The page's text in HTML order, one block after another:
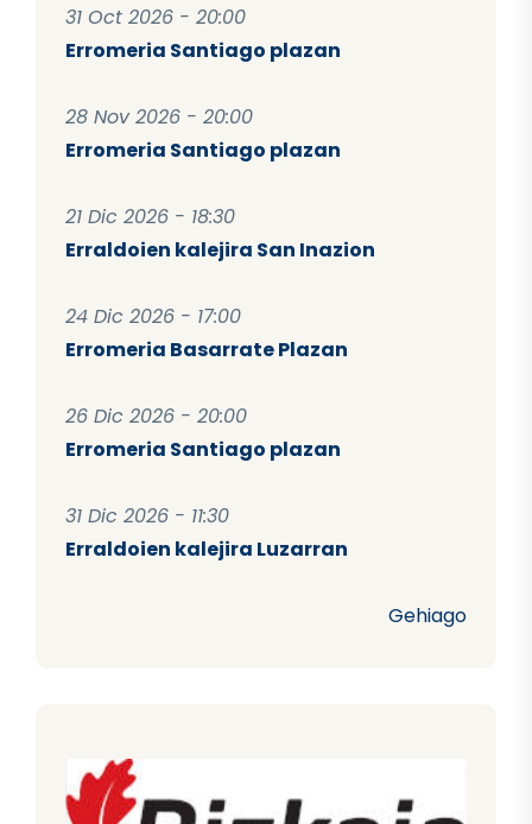
31 Oct 2026 - 20:00
Erromeria Santiago plazan
28 Nov 2026 - 20:00
Erromeria Santiago plazan
21 Dic 2026 - 18:30
Erraldoien kalejira San Inazion
24 Dic 2026 - 17:00
Erromeria Basarrate Plazan
26 Dic 2026 - 20:00
Erromeria Santiago plazan
31 Dic 2026 - 11:30
Erraldoien kalejira Luzarran
Gehiago